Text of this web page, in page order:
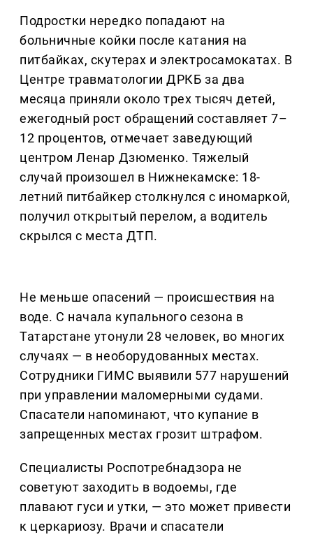
Подростки нередко попадают на
больничные койки после катания на
питбайках, скутерах и электросамокатах. В
Центре травматологии ДРКБ за два
месяца приняли около трех тысяч детей,
ежегодный рост обращений составляет 7–
12 процентов, отмечает заведующий
центром Ленар Дзюменко. Тяжелый
случай произошел в Нижнекамске: 18-
летний питбайкер столкнулся с иномаркой,
получил открытый перелом, а водитель
скрылся с места ДТП.
Не меньше опасений — происшествия на
воде. С начала купального сезона в
Татарстане утонули 28 человек, во многих
случаях — в необорудованных местах.
Сотрудники ГИМС выявили 577 нарушений
при управлении маломерными судами.
Спасатели напоминают, что купание в
запрещенных местах грозит штрафом.
Специалисты Роспотребнадзора не
советуют заходить в водоемы, где
плавают гуси и утки, — это может привести
к церкариозу. Врачи и спасатели